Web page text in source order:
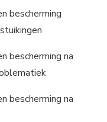
bescherming
bescherming na
bescherming na